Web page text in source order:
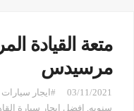
متعة القيادة
مرسيدس
03/11/2021 #ايجار
سنويه, افضل ايجار سيارة